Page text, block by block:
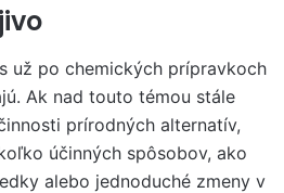
už po chemických prípravkoch
Ak nad touto témou stále
prírodných alternatív,
účinných spôsobov, ako
alebo jednoduché zmeny v